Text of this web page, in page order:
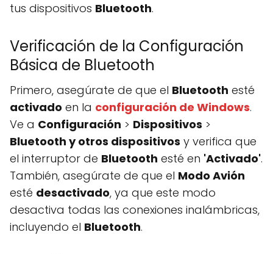
tus dispositivos Bluetooth.
Verificación de la Configuración
Básica de Bluetooth
Primero, asegúrate de que el Bluetooth esté
activado en la configuración de Windows.
Ve a Configuración > Dispositivos >
Bluetooth y otros dispositivos y verifica que
el interruptor de Bluetooth esté en 'Activado'.
También, asegúrate de que el Modo Avión
esté desactivado, ya que este modo
desactiva todas las conexiones inalámbricas,
incluyendo el Bluetooth.